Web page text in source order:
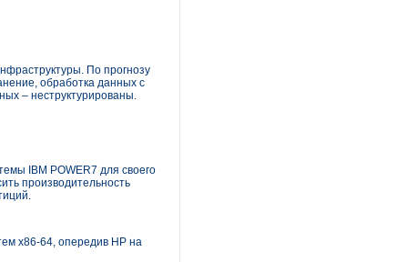
По прогнозу
обработка данных с
– неструктурированы.
IBM POWER7 для своего
производительность
x86-64, опередив HP на